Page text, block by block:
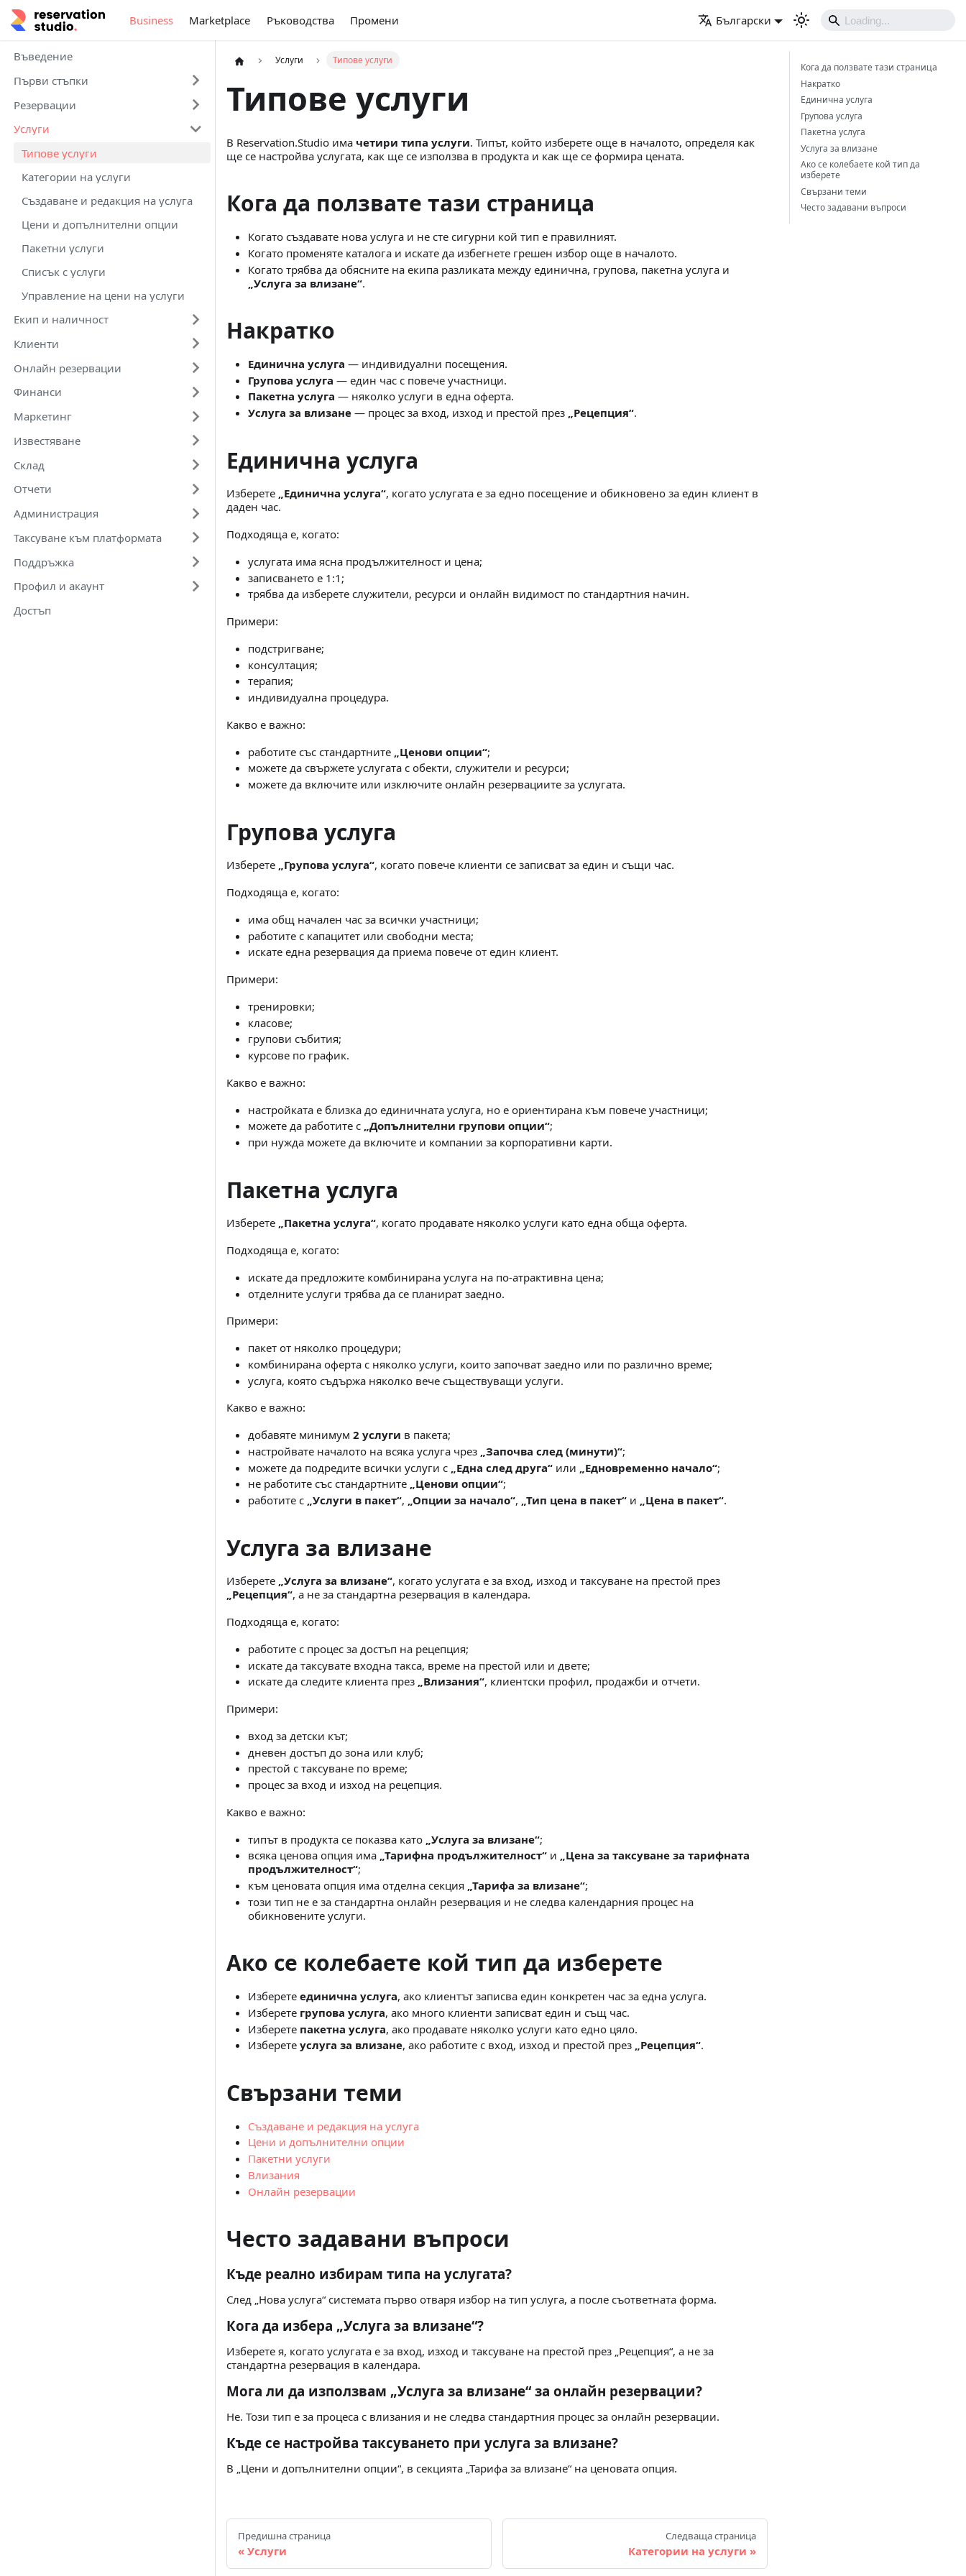
Business Marketplace Ръководства Промени Български
Въведение
Първи стъпки
Резервации
Услуги
Типове услуги
Категории на услуги
Създаване и редакция на услуга
Цени и допълнителни опции
Пакетни услуги
Списък с услуги
Управление на цени на услуги
Екип и наличност
Клиенти
Онлайн резервации
Финанси
Маркетинг
Известяване
Склад
Отчети
Администрация
Таксуване към платформата
Поддръжка
Профил и акаунт
Достъп
Услуги Типове услуги
Типове услуги
В Reservation.Studio има четири типа услуги. Типът, който изберете още в началото, определя как
ще се настройва услугата, как ще се използва в продукта и как ще се формира цената.
Кога да ползвате тази страница
Когато създавате нова услуга и не сте сигурни кой тип е правилният.
Когато променяте каталога и искате да избегнете грешен избор още в началото.
Когато трябва да обясните на екипа разликата между единична, групова, пакетна услуга и
„Услуга за влизане“.
Накратко
Единична услуга — индивидуални посещения.
Групова услуга — един час с повече участници.
Пакетна услуга — няколко услуги в една оферта.
Услуга за влизане — процес за вход, изход и престой през „Рецепция“.
Единична услуга
Изберете „Единична услуга“, когато услугата е за едно посещение и обикновено за един клиент в
даден час.
Подходяща е, когато:
услугата има ясна продължителност и цена;
записването е 1:1;
трябва да изберете служители, ресурси и онлайн видимост по стандартния начин.
Примери:
подстригване;
консултация;
терапия;
индивидуална процедура.
Какво е важно:
работите със стандартните
„Ценови опции“;
можете да свържете услугата с обекти, служители и ресурси;
можете да включите или изключите онлайн резервациите за услугата.
Групова услуга
Изберете „Групова услуга“, когато повече клиенти се записват за един и същи час.
Подходяща е, когато:
има общ начален час за всички участници;
работите с капацитет или свободни места;
искате една резервация да приема повече от един клиент.
Примери:
тренировки;
класове;
групови събития;
курсове по график.
Какво е важно:
настройката е близка до единичната услуга, но е ориентирана към повече участници;
можете да работите с „Допълнителни групови опции“;
при нужда можете да включите и компании за корпоративни карти.
Пакетна услуга
Изберете „Пакетна услуга“, когато продавате няколко услуги като една обща оферта.
Подходяща е, когато:
искате да предложите комбинирана услуга на по-атрактивна цена;
отделните услуги трябва да се планират заедно.
Примери:
пакет от няколко процедури;
комбинирана оферта с няколко услуги, които започват заедно или по различно време;
услуга, която съдържа няколко вече съществуващи услуги.
Какво е важно:
добавяте минимум 2 услуги в пакета;
настройвате началото на всяка услуга чрез „Започва след (минути)“;
можете да подредите всички услуги с
„Една след друга“ или „Едновременно начало“;
не работите със стандартните „Ценови опции“;
работите с „Услуги в пакет“, „Опции за начало“, „Тип цена в пакет“ и „Цена в пакет“.
Услуга за влизане
Изберете „Услуга за влизане“, когато услугата е за вход, изход и таксуване на престой през
„Рецепция“, а не за стандартна резервация в календара.
Подходяща е, когато:
работите с процес за достъп на рецепция;
искате да таксувате входна такса, време на престой или и двете;
искате да следите клиента през „Влизания“, клиентски профил, продажби и отчети.
Примери:
вход за детски кът;
дневен достъп до зона или клуб;
престой с таксуване по време;
процес за вход и изход на рецепция.
Какво е важно:
типът в продукта се показва като „Услуга за влизане“;
всяка ценова опция има „Тарифна продължителност“ и „Цена за таксуване за тарифната
продължителност“;
към ценовата опция има отделна секция „Тарифа за влизане“;
този тип не е за стандартна онлайн резервация и не следва календарния процес на
обикновените услуги.
Ако се колебаете кой тип да изберете
Изберете единична услуга, ако клиентът записва един конкретен час за една услуга.
Изберете групова услуга, ако много клиенти записват един и същ час.
Изберете пакетна услуга, ако продавате няколко услуги като едно цяло.
Изберете услуга за влизане, ако работите с вход, изход и престой през „Рецепция“.
Свързани теми
Създаване и редакция на услуга
Цени и допълнителни опции
Пакетни услуги
Влизания
Онлайн резервации
Често задавани въпроси
Къде реално избирам типа на услугата?
След „Нова услуга“ системата първо отваря избор на тип услуга, а после съответната форма.
Кога да избера „Услуга за влизане“?
Изберете я, когато услугата е за вход, изход и таксуване на престой през „Рецепция“, а не за
стандартна резервация в календара.
Мога ли да използвам „Услуга за влизане“ за онлайн резервации?
Не. Този тип е за процеса с влизания и не следва стандартния процес за онлайн резервации.
Къде се настройва таксуването при услуга за влизане?
В „Цени и допълнителни опции“, в секцията „Тарифа за влизане“ на ценовата опция.
Предишна страница
Услуги
Следваща страница
Категории на услуги
Кога да ползвате тази страница
Накратко
Единична услуга
Групова услуга
Пакетна услуга
Услуга за влизане
Ако се колебаете кой тип да
изберете
Свързани теми
Често задавани въпроси